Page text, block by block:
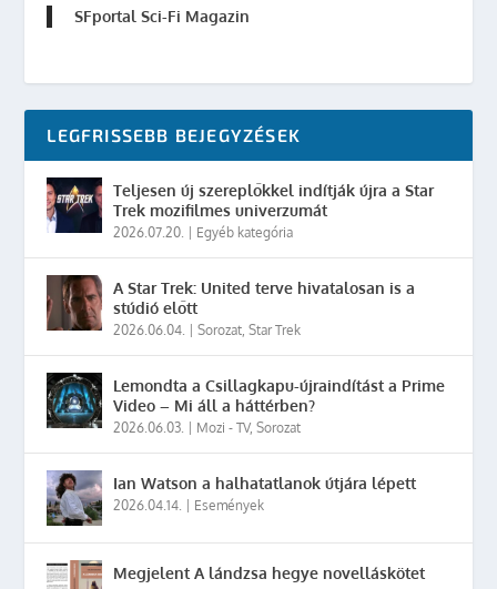
SFportal Sci-Fi Magazin
LEGFRISSEBB BEJEGYZÉSEK
Teljesen új szereplőkkel indítják újra a Star
Trek mozifilmes univerzumát
2026.07.20. Egyéb kategória
A Star Trek: United terve hivatalosan is a
stúdió előtt
2026.06.04. |Sorozat,Star Trek
Lemondta a Csillagkapu-újraindítást a Prime
Video – Mi áll a háttérben?
2026.06.03. Mozi - TV,Sorozat
Ian Watson a halhatatlanok útjára lépett
2026.04.14. Események
Megjelent A lándzsa hegye novelláskötet